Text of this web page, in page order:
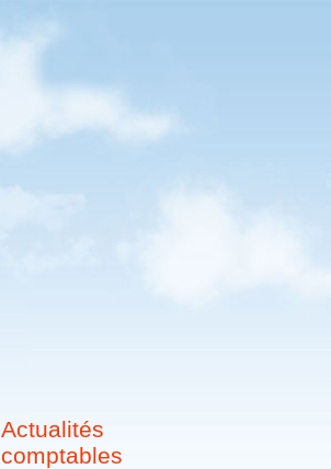
Actualités
comptables